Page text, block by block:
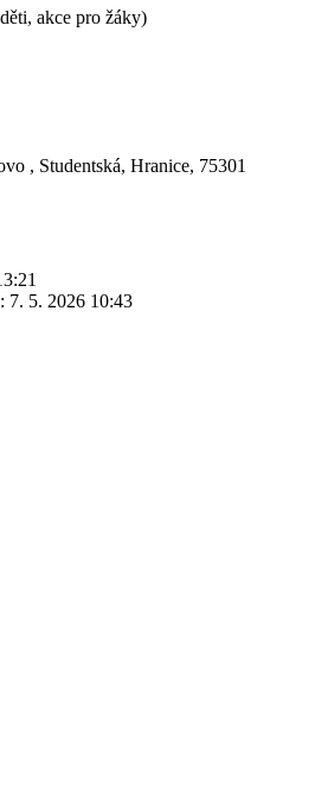
akce pro žáky)
, Studentská, Hranice, 75301
7. 5. 2026 10:43